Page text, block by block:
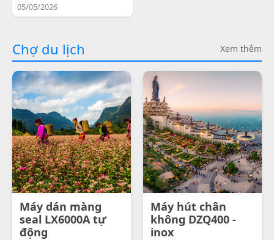
05/05/2026
Chợ du lịch Xem thêm
Máy dán màng
seal LX6000A tự
động
Máy hút chân
không DZQ400 -
inox